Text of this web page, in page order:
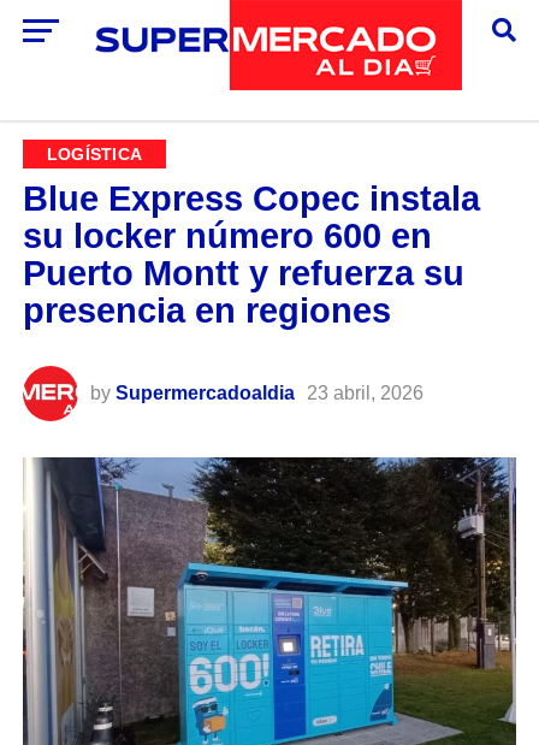
LOGÍSTICA
Blue Express Copec instala
su locker número 600 en
Puerto Montt y refuerza su
presencia en regiones
by Supermercadoaldia 23 abril, 2026